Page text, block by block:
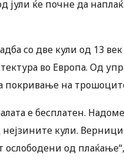
јули ќе почне да
со две кули од 13
во Европа. Од
покривање на
е бесплатен.
нејзините кули.
ослободени од